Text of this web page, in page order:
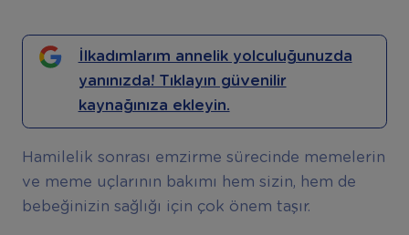
İlkadımlarım annelik yolculuğunuzda
yanınızda! Tıklayın güvenilir
kaynağınıza ekleyin.
Hamilelik sonrası emzirme sürecinde memelerin
ve meme uçlarının bakımı hem sizin, hem de
bebeğinizin sağlığı için çok önem taşır.